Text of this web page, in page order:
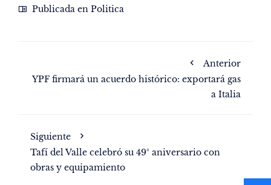
Publicada en Politica
Anterior
YPF firmará un acuerdo histórico: exportará gas
a Italia
Siguiente
Tafí del Valle celebró su 49° aniversario con
obras y equipamiento